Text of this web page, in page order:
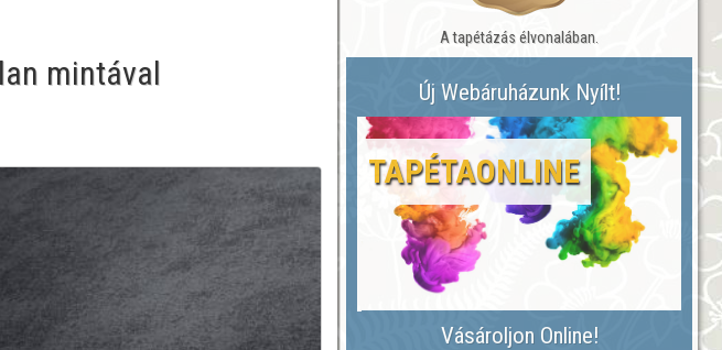
mintával
A tapétázás élvonalában.
Új Webáruházunk Nyílt!
TAPÉTAONLINE
Vásároljon Online!